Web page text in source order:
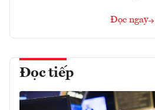
Đọc ngay
Đọc tiếp